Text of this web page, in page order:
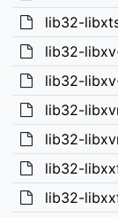
lib32-
lib32-
lib32-
lib32-
lib32-
lib32-
lib32-